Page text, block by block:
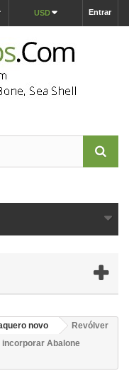
Entrar
USD
novo
Revólver
incorporar Abalone